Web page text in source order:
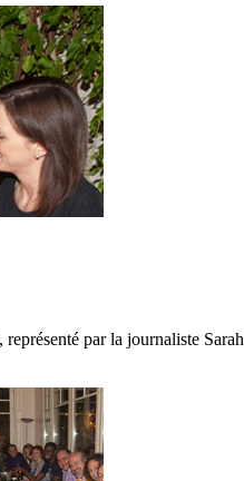
par la journaliste